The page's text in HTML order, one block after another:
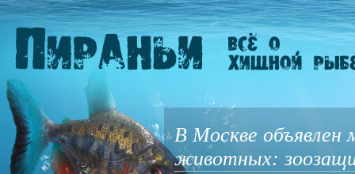
В Москве объявлен
животных: